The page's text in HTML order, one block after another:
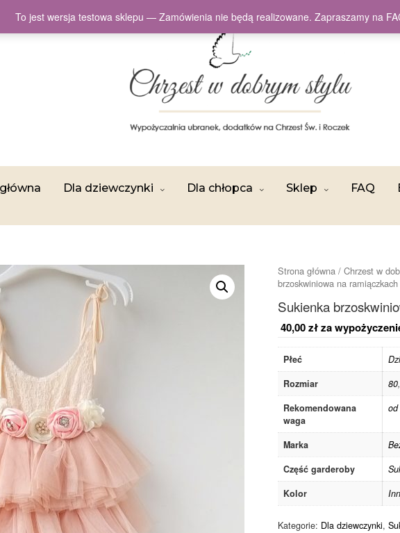
Dla dziewczynki Dla chłopca Sklep FAQ
Strona główna / Chrzest w
brzoskwiniowa na
Sukienka
40,00złza
Płeć
Rozmiar
80,
Rekomendowana
waga
Marka
Część garderoby
Kolor
Kategorie: Dla dziewczynki,
To jest wersja testowa sklepu — Zamówienia nie będą realizowane. Zapraszamy na